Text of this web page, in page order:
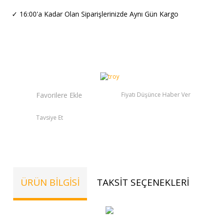
✓ 16:00'a Kadar Olan Siparişlerinizde Aynı Gün Kargo
Fiyatı Düşünce Haber Ver
Tavsiye Et
ÜRÜN BILGISI TAKSIT SEÇENEKLERI